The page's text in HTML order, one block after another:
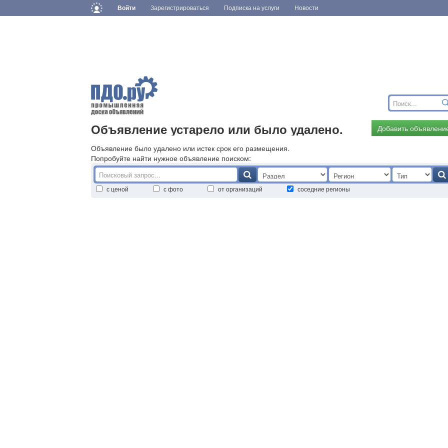
Войти Зарегистрироваться Подписка на услуги Новости
Объявление устарело или было удалено.
Добавить
Объявление было удалено или истек срок его размещения.
Попробуйте найти нужное объявление поиском:
с ценой с фото от организаций соседние регионы